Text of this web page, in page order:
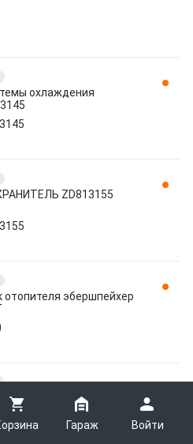
Гараж Войти
охлаждения
ZD813155
отопителя эбершпейхер
DBW2020.24/26,
80
80